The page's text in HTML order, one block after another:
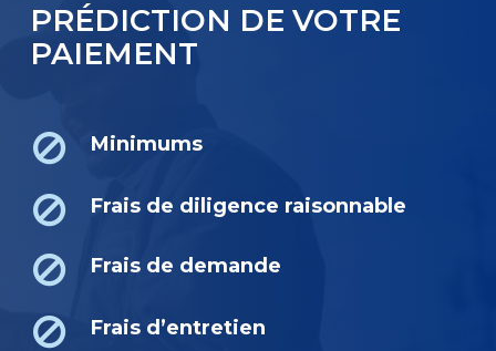
PRÉDICTION DE VOTRE
PAIEMENT
Minimums
Frais de diligence raisonnable
Frais de demande
Frais d’entretien